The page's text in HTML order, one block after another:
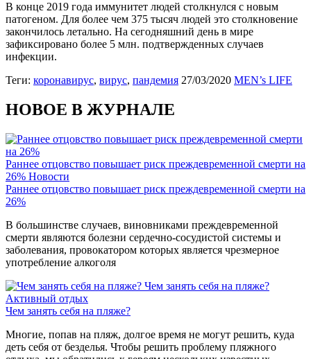
В конце 2019 года иммунитет людей столкнулся с новым
патогеном. Для более чем 375 тысяч людей это столкновение
закончилось летально. На сегодняшний день в мире
зафиксировано более 5 млн. подтвержденных случаев
инфекции.
Теги: коронавирус, вирус, пандемия 27/03/2020 MEN’s LIFE
НОВОЕ В ЖУРНАЛЕ
Раннее отцовство повышает риск преждевременной смерти на
26% Новости
Раннее отцовство повышает риск преждевременной смерти на
26%
В большинстве случаев, виновниками преждевременной
смерти являются болезни сердечно-сосудистой системы и
заболевания, провокатором которых является чрезмерное
употребление алкоголя
Чем занять себя на пляже?
Активный отдых
Чем занять себя на пляже?
Многие, попав на пляж, долгое время не могут решить, куда
деть себя от безделья. Чтобы решить проблему пляжного